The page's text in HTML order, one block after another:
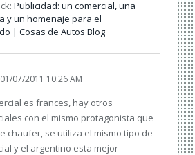
Publicidad: un comercial, una
y un homenaje para el
| Cosas de Autos Blog
01/07/2011 10:26 AM
es frances, hay otros
con el mismo protagonista que
chaufer, se utiliza el mismo tipo de
y el argentino esta mejor